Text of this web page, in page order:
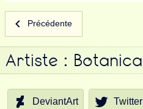
Précédente
Artiste : Botanica
DeviantArt Twitter